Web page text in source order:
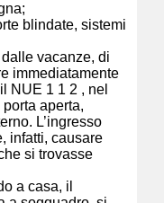
blindate, sistemi
vacanze, di
immediatamente
NUE 1 1 2 , nel
aperta,
L’ingresso
infatti, causare
si trovasse
a casa, il